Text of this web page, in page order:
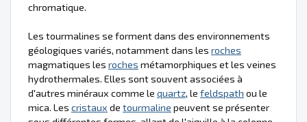
chromatique.
Les tourmalines se forment dans des environnements
géologiques variés, notamment dans les roches
magmatiques les roches métamorphiques et les veines
hydrothermales. Elles sont souvent associées à
d'autres minéraux comme le quartz, le feldspath ou le
mica. Les cristaux de tourmaline peuvent se présenter